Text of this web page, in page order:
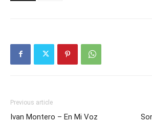
Previous article
Ivan Montero – En Mi Voz